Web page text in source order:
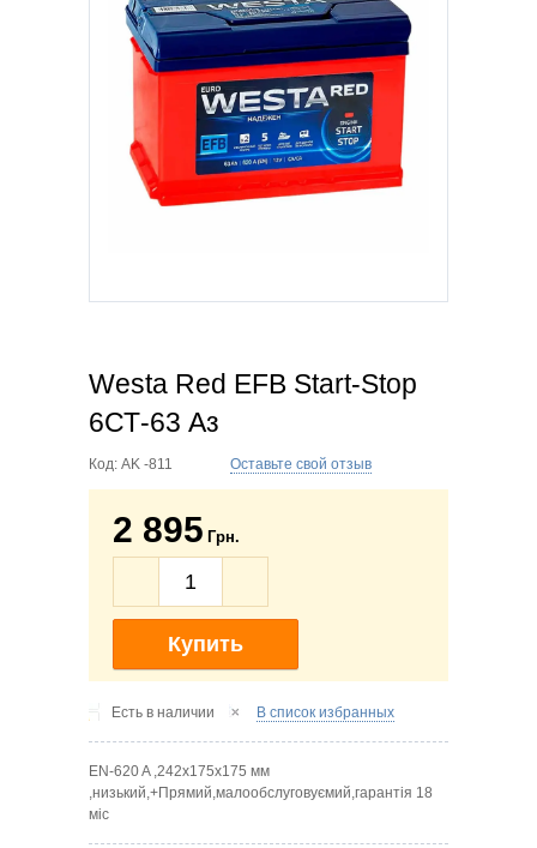
Westa Red EFB Start-Stop
6СТ-63 Аз
Код: AK -811 Оставьте свой отзыв
2 895 Грн.
Купить
Есть в наличии В список избранных
EN-620 A ,242х175х175 мм
,низький,+Прямий,малообслуговуємий,гарантія 18
міс